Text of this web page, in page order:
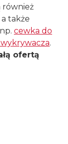
również
a także
np. cewka do
.
ofertą